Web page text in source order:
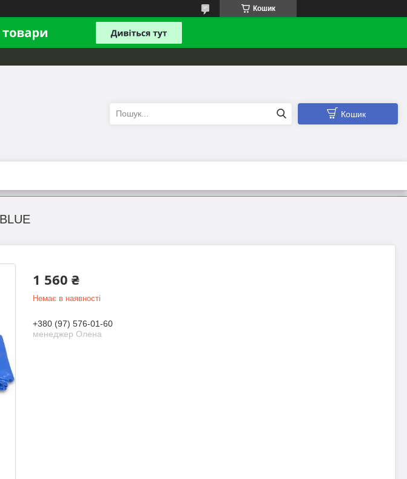
Кошик
Кошик
1 560 ₴
Немає в наявності
+380 (97) 576-01-60
менеджер Олена